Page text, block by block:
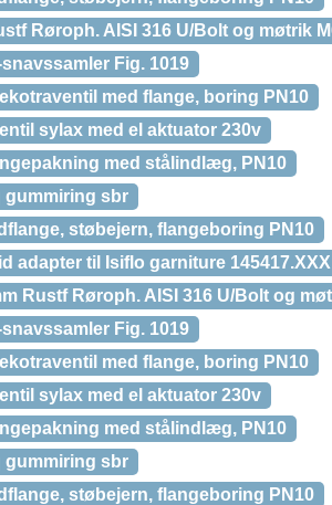
Røroph. AISI 316 U/Bolt og møtrik
snavssamler Fig. 1019
med flange, boring PN10
sylax med el aktuator 230v
med stålindlæg, PN10
gummiring sbr
støbejern, flangeboring PN10
adapter til Isiflo garniture 145417.XXX
Rustf Røroph. AISI 316 U/Bolt og
snavssamler Fig. 1019
med flange, boring PN10
sylax med el aktuator 230v
med stålindlæg, PN10
gummiring sbr
støbejern, flangeboring PN10